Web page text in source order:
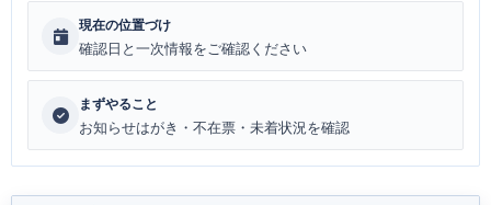
現在の位置づけ
確認日と一次情報をご確認ください
まずやること
お知らせはがき・不在票・未着状況を確認